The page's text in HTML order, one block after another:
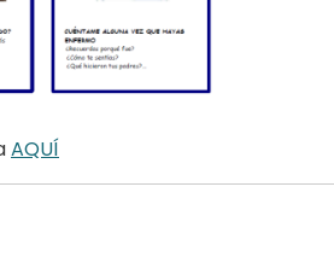
AQUÍ